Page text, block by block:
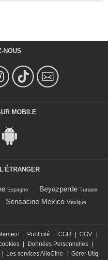
NOUS
MOBILE
Espagne Beyazperde Turquie
Sensacine México Mexique
Publicité CGU CGV
Données Personnelles
Les services AlloCiné Gérer Utiq